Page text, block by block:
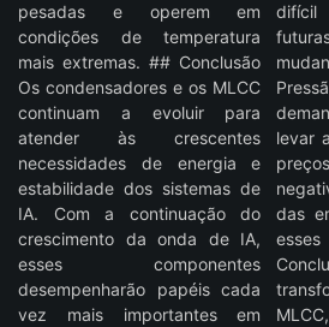
pesadas e operem em
condições de temperatura
mais extremas. ## Conclusão
Os condensadores e os MLCC
continuam a evoluir para
atender às crescentes
necessidades de energia e
estabilidade dos sistemas de
IA. Com a continuação do
crescimento da onda de IA,
esses componentes
desempenharão papéis cada
vez mais importantes em
difícil
levar
das